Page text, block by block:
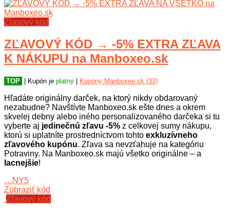
Zľavový kód
ZĽAVOVÝ KÓD → -5% EXTRA ZĽAVA
K NÁKUPU na Manboxeo.sk
TOP | Kupón je platný Kupóny Manboxeo.sk (33)
Hľadáte originálny darček, na ktorý nikdy obdarovaný
nezabudne? Navštívte Manboxeo.sk ešte dnes a okrem
skvelej debny alebo iného personalizovaného darčeka si tu
vyberte aj jedinečnú zľavu -5% z celkovej sumy nákupu,
ktorú si uplatníte prostredníctvom tohto exkluzívneho
zľavového kupónu. Zľava sa nevzťahuje na kategóriu
Potraviny. Na Manboxeo.sk majú všetko originálne – a
lacnejšie!
…NY5
Zobraziť kód
Zľavový kód